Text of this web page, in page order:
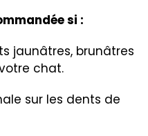
si :
jaunâtres, brunâtres
chat.
sur les dents de